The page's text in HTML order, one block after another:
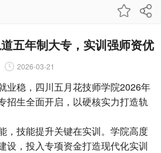
五年制大专，实训强师资优
2026-03-21
稳， 四川五月花技师学院2026年
招生全面开启，以硬核实力打造轨
技能提升关键在实训。学院高度
设，投入专项资金打造现代化实训